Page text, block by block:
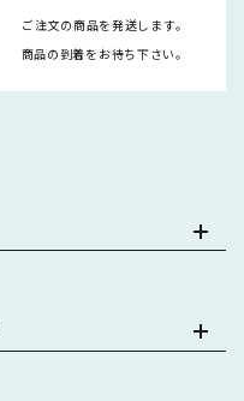
ご注文の商品を発送します。
商品の到着をお待ち下さい。